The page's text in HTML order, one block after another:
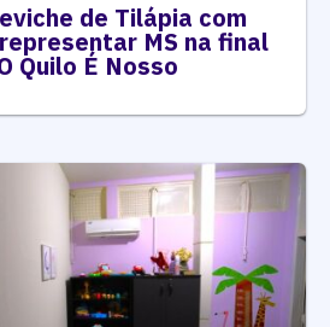
de Tilápia com
MS na final
Quilo É Nosso